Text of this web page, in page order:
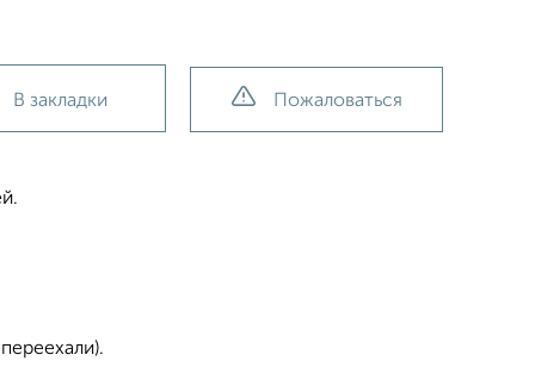
В закладки Пожаловаться